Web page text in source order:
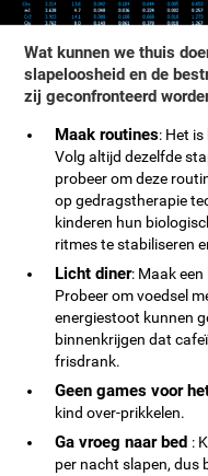
Wat kunnen we thuis
slapeloosheid en de
zij geconfronteerd
Maak routines: Het
Volg altijd dezelfde
probeer om deze
op gedragstherapie
kinderen hun
ritmes te stabiliseren
Licht diner: Maak
Probeer om voedsel
energiestoot kunnen
binnenkrijgen dat
frisdrank.
Geen games voor
kind over-prikkelen.
Ga vroeg naar bed :
per nacht slapen, dus